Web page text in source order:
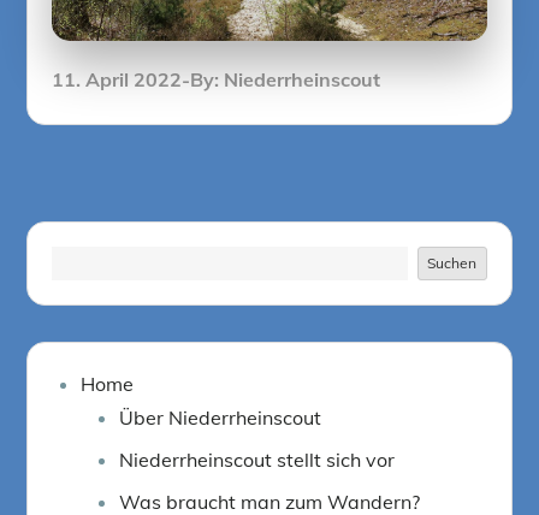
Posted
11. April 2022 By: Niederrheinscout
Suchen
Home
Über Niederrheinscout
Niederrheinscout stellt sich vor
Was braucht man zum Wandern?